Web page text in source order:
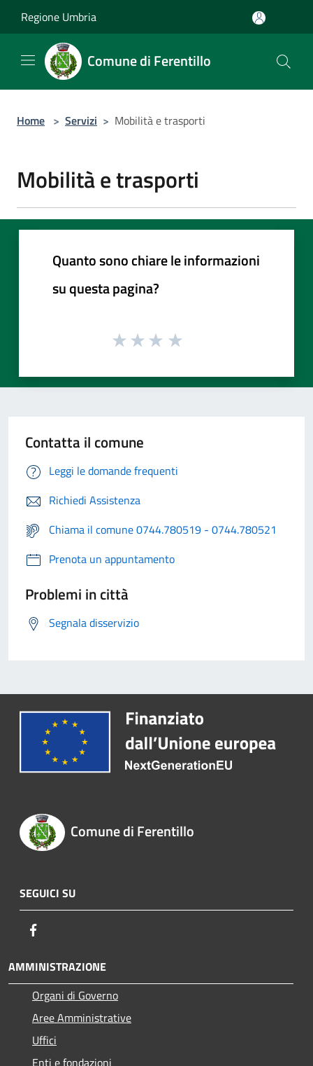
Regione Umbria
Comune di Ferentillo
Home > Servizi > Mobilità e trasporti
Mobilità e trasporti
Quanto sono chiare le informazioni
su questa pagina?
Contatta il comune
Leggi le domande frequenti
Richiedi Assistenza
Chiama il comune 0744.780519 - 0744.780521
Prenota un appuntamento
Problemi in città
Segnala disservizio
Comune di Ferentillo
SEGUICI SU
AMMINISTRAZIONE
Organi di Governo
Aree Amministrative
Uffici
Enti e fondazioni